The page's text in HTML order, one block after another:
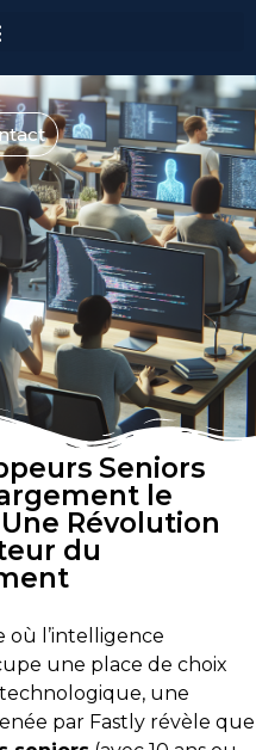
Seniors
le
Révolution
du
où l’intelligence
une place de choix
une
par Fastly révèle que